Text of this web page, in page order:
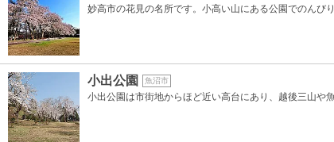
妙高市の花見の名所です。小高い山にある公園でのんび
小出公園 魚沼市
小出公園は市街地からほど近い高台にあり、越後三山や